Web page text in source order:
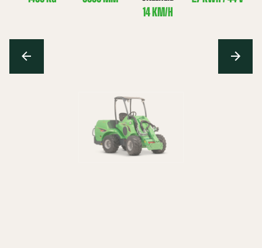
14 KM/H